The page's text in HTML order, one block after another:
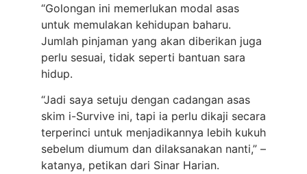
“Golongan ini memerlukan modal asas
untuk memulakan kehidupan baharu.
Jumlah pinjaman yang akan diberikan juga
perlu sesuai, tidak seperti bantuan sara
hidup.
“Jadi saya setuju dengan cadangan asas
skim i-Survive ini, tapi ia perlu dikaji secara
terperinci untuk menjadikannya lebih kukuh
sebelum diumum dan dilaksanakan nanti,” –
katanya, petikan dari Sinar Harian.